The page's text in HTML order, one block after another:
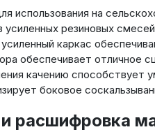
использования на
резиновых
каркас
обеспечивает отличное
качению способствует
боковое
расшифровка